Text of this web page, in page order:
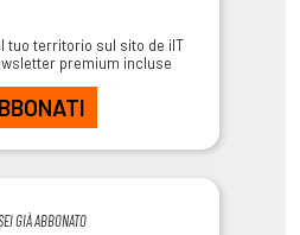
tuo territorio sul sito de ilT
premium incluse
GIÀ ABBONATO